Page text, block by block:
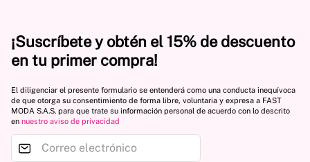
¡Suscríbete y obtén el 15% de descuento
en tu primer compra!
El diligenciar el presente formulario se entenderá como una conducta inequívoca
de que otorga su consentimiento de forma libre, voluntaria y expresa a FAST
MODA S.A.S. para que trate su información personal de acuerdo con lo descrito
en nuestro aviso de privacidad